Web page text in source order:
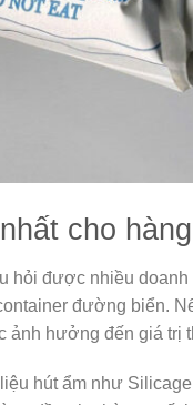
cho
hỏi được nhiều
đường biển.
ảnh hưởng đến giá trị
hút ẩm như